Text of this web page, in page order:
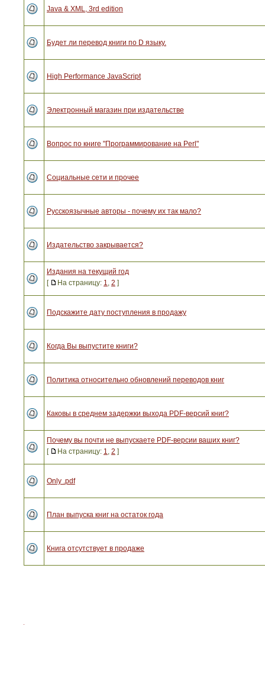
Java & XML, 3rd edition
Будет ли перевод книги по D языку.
High Performance JavaScript
Электронный магазин при издательстве
Вопрос по книге "Программирование на Perl"
Социальные сети и прочее
Русскоязычные авторы - почему их так мало?
Издательство закрывается?
Издания на текущий год
[
На страницу: 1, 2 ]
Подскажите дату поступления в продажу
Когда Вы выпустите книги?
Политика относительно обновлений переводов книг
Каковы в среднем задержки выхода PDF-версий книг?
Почему вы почти не выпускаете PDF-версии ваших книг?
[
На страницу: 1, 2 ]
Only .pdf
План выпуска книг на остаток года
Книга отсутствует в продаже